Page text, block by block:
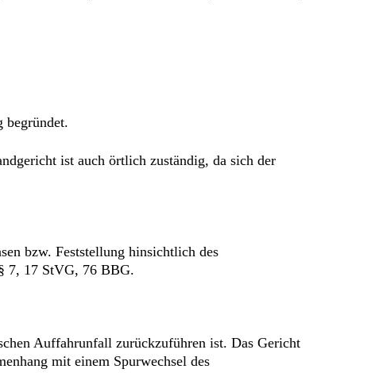
begründet.
ist auch örtlich zuständig, da sich der
bzw. Feststellung hinsichtlich des
7, 17 StVG, 76 BBG.
Auffahrunfall zurückzuführen ist. Das Gericht
mit einem Spurwechsel des